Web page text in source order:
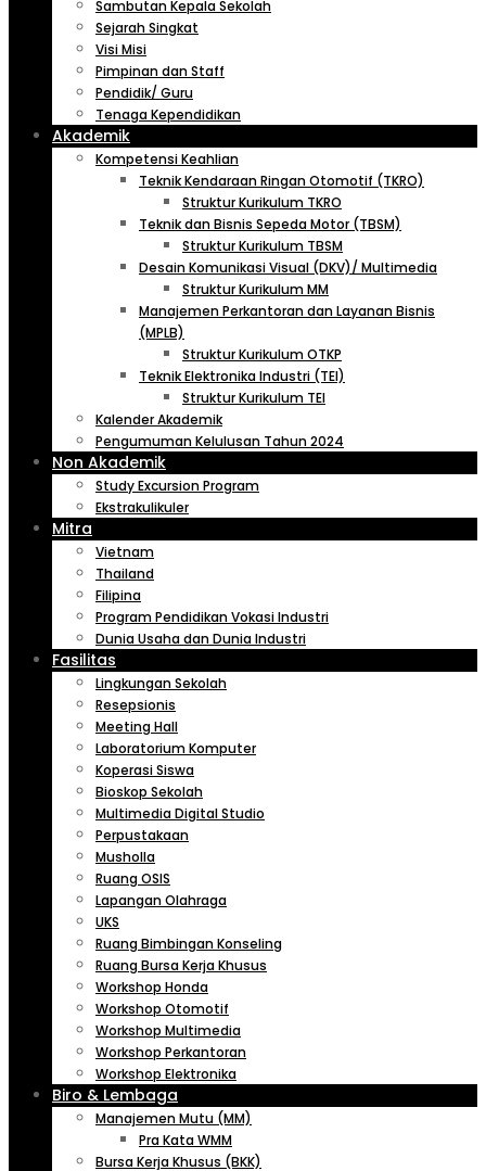
Sambutan Kepala Sekolah
Sejarah Singkat
Visi Misi
Pimpinan dan Staff
Pendidik/ Guru
Tenaga Kependidikan
Akademik
Kompetensi Keahlian
Teknik Kendaraan Ringan Otomotif (TKRO)
Struktur Kurikulum TKRO
Teknik dan Bisnis Sepeda Motor (TBSM)
Struktur Kurikulum TBSM
Desain Komunikasi Visual (DKV)/ Multimedia
Struktur Kurikulum MM
Manajemen Perkantoran dan Layanan Bisnis
(MPLB)
Struktur Kurikulum OTKP
Teknik Elektronika Industri (TEI)
Struktur Kurikulum TEI
Kalender Akademik
Pengumuman Kelulusan Tahun 2024
Non Akademik
Study Excursion Program
Ekstrakulikuler
Mitra
Vietnam
Thailand
Filipina
Program Pendidikan Vokasi Industri
Dunia Usaha dan Dunia Industri
Fasilitas
Lingkungan Sekolah
Resepsionis
Meeting Hall
Laboratorium Komputer
Koperasi Siswa
Bioskop Sekolah
Multimedia Digital Studio
Perpustakaan
Musholla
Ruang OSIS
Lapangan Olahraga
UKS
Ruang Bimbingan Konseling
Ruang Bursa Kerja Khusus
Workshop Honda
Workshop Otomotif
Workshop Multimedia
Workshop Perkantoran
Workshop Elektronika
Biro & Lembaga
Manajemen Mutu (MM)
Pra Kata WMM
Bursa Kerja Khusus (BKK)